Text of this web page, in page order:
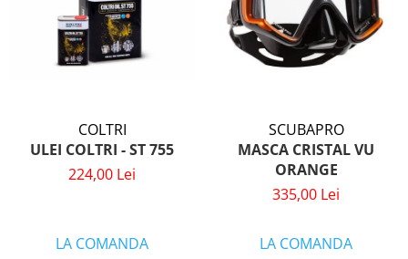
COLTRI
ULEI COLTRI - ST 755
224,00 Lei
LA COMANDA
SCUBAPRO
MASCA CRISTAL VU
ORANGE
335,00 Lei
LA COMANDA